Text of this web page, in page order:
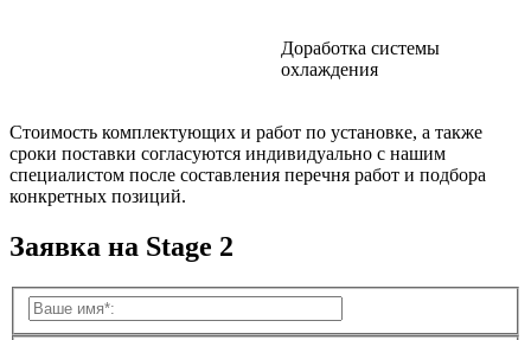
Доработка системы
охлаждения
Стоимость комплектующих и работ по установке, а также
сроки поставки согласуются индивидуально с нашим
специалистом после составления перечня работ и подбора
конкретных позиций.
Заявка на Stage 2